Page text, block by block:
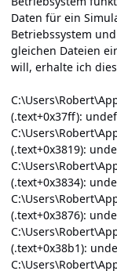
Daten für ein
Betriebssystem
gleichen Dateien
will, erhalte ich
(.text+0x37ff):
(.text+0x3819):
(.text+0x3834):
(.text+0x3876):
(.text+0x38b1):